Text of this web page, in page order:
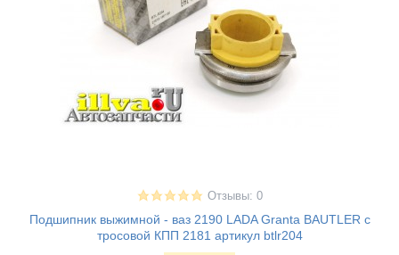
Отзывы: 0
Подшипник выжимной - ваз 2190 LADA Granta BAUTLER с
тросовой КПП 2181 артикул btlr204